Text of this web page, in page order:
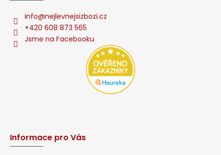
info@nejlevnejsizbozi.cz
+420 608 873 565
Jsme na Facebooku
Informace pro Vás